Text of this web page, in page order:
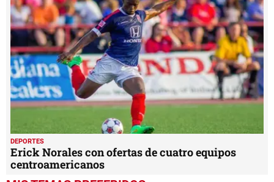
DEPORTES
Erick Norales con ofertas de cuatro equipos
centroamericanos